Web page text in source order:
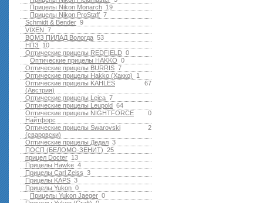
19
Прицелы Nikon Monarch
7
Прицелы Nikon ProStaff
9
Schmidt & Bender
7
VIXEN
53
ВОМЗ ПИЛАД Вологда
10
НПЗ
0
Оптические прицелы REDFIELD
0
Оптические прицелы HAKKO
7
Оптические прицелы BURRIS
1
Оптические прицелы Hakko (Хакко)
67
Оптические прицелы KAHLES
(Австрия)
7
Оптические прицелы Leica
64
Оптические прицелы Leupold
0
Оптические прицелы NIGHTFORCE
Найтфорс
2
Оптические прицелы Swarovski
(сваровски)
3
Оптические прицелы Дедал
25
ПОСП (БЕЛОМО-ЗЕНИТ)
13
прицел Docter
4
Прицелы Hawke
3
Прицелы Carl Zeiss
3
Прицелы KAPS
0
Прицелы Yukon
0
Прицелы Yukon Jaeger